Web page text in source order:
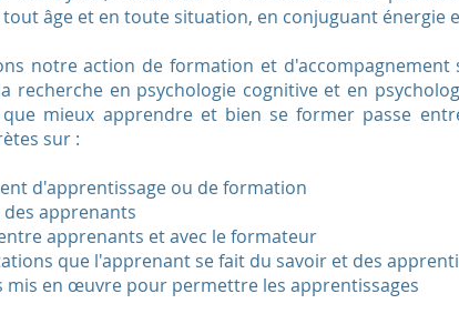
âge et en toute situation, en conjuguant énergie
notre action de formation et d'accompagnement
recherche en psychologie cognitive et en
que mieux apprendre et bien se former passe
sur :
d'apprentissage ou de formation
apprenants
apprenants et avec le formateur
que l'apprenant se fait du savoir et des
mis en œuvre pour permettre les apprentissages